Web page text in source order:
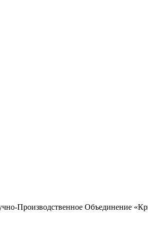
Производственное Объединение